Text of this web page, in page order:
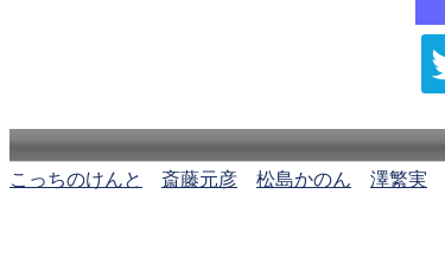
こっちのけんと
斎藤元彦 松島かのん 澤繁実